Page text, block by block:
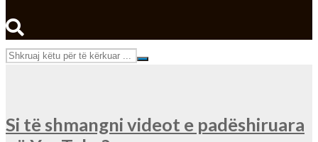
Si të shmangni videot e padëshiruara